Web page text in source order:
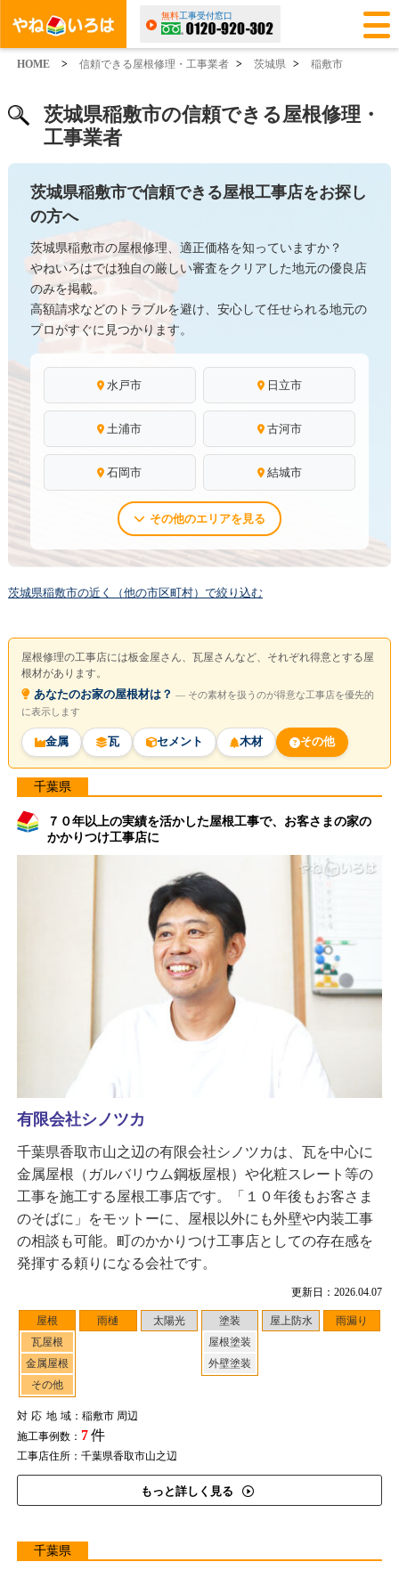
無料工事受付窓口
HOME > 信頼できる屋根修理・工事業者 > 茨城県 > 稲敷市
茨城県稲敷市の信頼できる屋根修理・
工事業者
茨城県稲敷市で信頼できる屋根工事店をお探し
の方へ
茨城県稲敷市の屋根修理、適正価格を知っていますか？
やねいろはでは独自の厳しい審査をクリアした地元の優良店
のみを掲載。
高額請求などのトラブルを避け、安心して任せられる地元の
プロがすぐに見つかります。
水戸市 日立市
土浦市 古河市
石岡市 結城市
その他のエリアを見る
茨城県稲敷市の近く（他の市区町村）で絞り込む
屋根修理の工事店には板金屋さん、瓦屋さんなど、それぞれ得意とする屋
根材があります。
あなたのお家の屋根材は？ ― その素材を扱うのが得意な工事店を優先的
に表示します
金属 瓦 セメント 木材 その他
千葉県
７０年以上の実績を活かした屋根工事で、お客さまの家の
かかりつけ工事店に
更新日：2026.04.07
屋根
瓦屋根
金属屋根
その他
雨樋 太陽光
塗装
屋根塗装
外壁塗装
屋上防水 雨漏り
対応地域：稲敷市 周辺
施工事例数： 7件
工事店住所：千葉県香取市山之辺
もっと詳しく見る
有限会社シノツカ
千葉県香取市山之辺の有限会社シノツカは、瓦を中心に
金属屋根（ガルバリウム鋼板屋根）や化粧スレート等の
工事を施工する屋根工事店です。「１０年後もお客さま
のそばに」をモットーに、屋根以外にも外壁や内装工事
の相談も可能。町のかかりつけ工事店としての存在感を
発揮する頼りになる会社です。
千葉県